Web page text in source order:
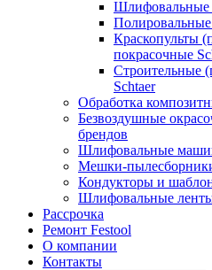
Шлифовальные
Краскопульты
покрасочные
Строительные
Schtaer
Обработка
Безвоздушные
брендов
Шлифовальные
Мешки-
Кондукторы и
Шлифовальные
Рассрочка
Ремонт Festool
О компании
Контакты